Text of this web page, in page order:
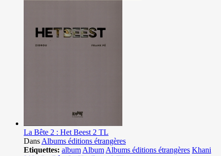
La Bête 2 : Het Beest 2 TL
Dans Albums éditions étrangères
Etiquettes: album Album Albums éditions étrangères Khani